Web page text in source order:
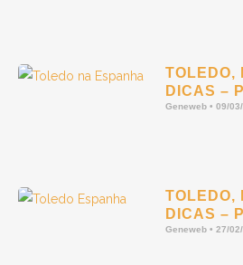
TOLEDO,
DICAS –
Geneweb 09/
TOLEDO,
DICAS –
Geneweb 27/